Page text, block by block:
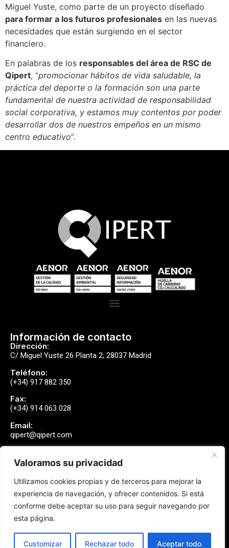
Valoramos su privacidad
Utilizamos cookies propias y de terceros para mejorar la
experiencia de navegación, y ofrecer contenidos. Si está
conforme debe aceptar su uso para seguir navegando por
esta página.
Customizar Rechazar todo Aceptar todo
Miguel Yuste, como parte de un proyecto diseñado
para formar a los futuros profesionales en las nuevas
necesidades que están surgiendo en el sector
financiero.
En palabras de los responsables del área de RSC de
Qipert, “promocionar hábitos de vida saludable, la
práctica del deporte o la formación son una parte
fundamental de nuestra actividad de responsabilidad
social corporativa, y estamos muy contentos por poder
desarrollar dos de nuestros empeños en un mismo
centro educativo”.
Información de contacto
Dirección:
C/ Miguel Yuste 26 Planta 2; 28037 Madrid
Teléfono:
(+34) 917 882 350
Fax:
(+34) 914 063 028
Email:
qipert@qipert.com
Contactar
Síguenos